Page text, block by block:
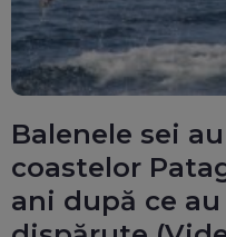
Balenele sei
coastelor
ani după ce